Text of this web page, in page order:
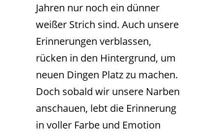
Jahren nur noch ein dünner
weißer Strich sind. Auch unsere
Erinnerungen verblassen,
rücken in den Hintergrund, um
neuen Dingen Platz zu machen.
Doch sobald wir unsere Narben
anschauen, lebt die Erinnerung
in voller Farbe und Emotion